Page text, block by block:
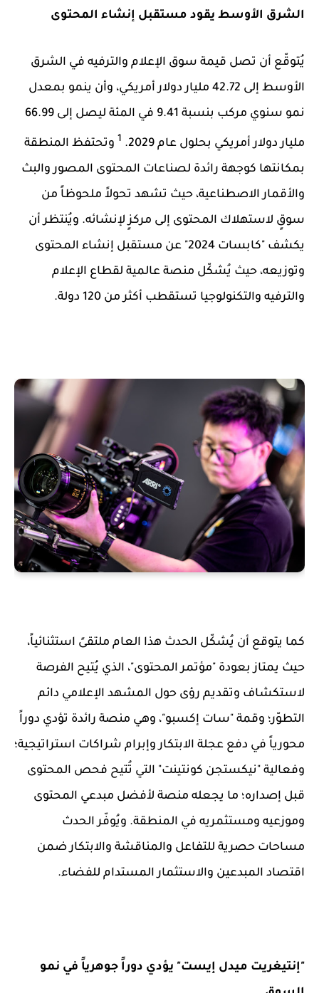
الشرق الأوسط يقود مستقبل إنشاء المحتوى
يُتوقّع أن تصل قيمة سوق الإعلام والترفيه في الشرق
الأوسط إلى 42.72 مليار دولار أمريكي، وأن ينمو بمعدل
نمو سنوي مركب بنسبة 9.41 في المئة ليصل إلى 66.99
مليار دولار أمريكي بحلول عام 2029. 1 وتحتفظ المنطقة
بمكانتها كوجهة رائدة لصناعات المحتوى المصور والبث
والأقمار الاصطناعية، حيث تشهد تحولاً ملحوظاً من
سوقٍ لاستهلاك المحتوى إلى مركزٍ لإنشائه. ويُنتظر أن
يكشف "كابسات 2024" عن مستقبل إنشاء المحتوى
وتوزيعه، حيث يُشكّل منصة عالمية لقطاع الإعلام
والترفيه والتكنولوجيا تستقطب أكثر من 120 دولة.
كما يتوقع أن يُشكّل الحدث هذا العام ملتقىً استثنائياً،
حيث يمتاز بعودة "مؤتمر المحتوى"، الذي يُتيح الفرصة
لاستكشاف وتقديم رؤى حول المشهد الإعلامي دائم
التطوّر؛ وقمة "سات إكسبو"، وهي منصة رائدة تؤدي دوراً
محورياً في دفع عجلة الابتكار وإبرام شراكات استراتيجية؛
وفعالية "نيكستجن كونتينت" التي تُتيح فحص المحتوى
قبل إصداره؛ ما يجعله منصة لأفضل مبدعي المحتوى
وموزعيه ومستثمريه في المنطقة. ويُوفّر الحدث
مساحات حصرية للتفاعل والمناقشة والابتكار ضمن
اقتصاد المبدعين والاستثمار المستدام للفضاء.
"إنتيغريت ميدل إيست" يؤدي دوراً جوهرياً في نمو